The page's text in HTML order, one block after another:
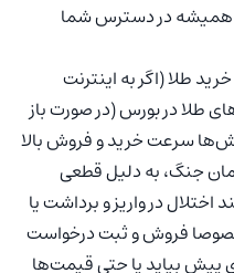
همیشه در دسترس شما
طلا (اگر به اینترنت
طلا در بورس (در صورت باز
سرعت خرید و فروش بالا
جنگ، به دلیل قطعی
در واریز و برداشت‌ یا
فروش و ثبت درخواست
بیاید یا حتی قیمت‌ها